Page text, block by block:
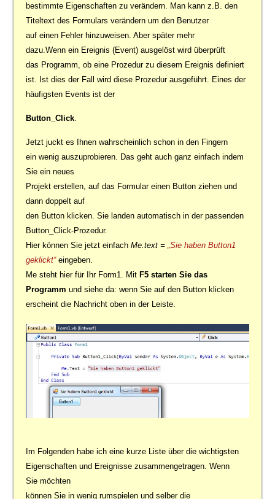
bestimmte Eigenschaften zu verändern. Man kann z.B. den
Titeltext des Formulars verändern um den Benutzer
auf einen Fehler hinzuweisen. Aber später mehr
dazu.Wenn ein Ereignis (Event) ausgelöst wird überprüft
das Programm, ob eine Prozedur zu diesem Ereignis definiert
ist. Ist dies der Fall wird diese Prozedur ausgeführt. Eines der
häufigsten Events ist der
Button_Click.
Jetzt juckt es Ihnen wahrscheinlich schon in den Fingern
ein wenig auszuprobieren. Das geht auch ganz einfach indem
Sie ein neues
Projekt erstellen, auf das Formular einen Button ziehen und
dann doppelt auf
den Button klicken. Sie landen automatisch in der passenden
Button_Click-Prozedur.
Hier können Sie jetzt einfachMe.text =„Sie haben Button1
geklickt“eingeben.
Me steht hier für Ihr Form1. Mit F5 starten Sie das
Programm und siehe da: wenn Sie auf den Button klicken
erscheint die Nachricht oben in der Leiste.
Im Folgenden habe ich eine kurze Liste über die wichtigsten
Eigenschaften und Ereignisse zusammengetragen. Wenn
Sie möchten
können Sie in wenig rumspielen und selber die